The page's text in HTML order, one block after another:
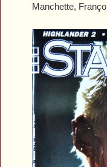
Manchette,